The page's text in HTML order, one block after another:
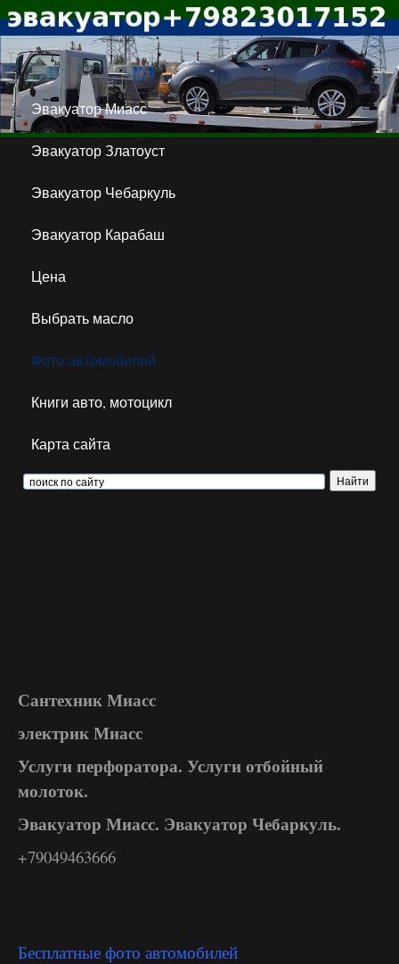
Эвакуатор Миасс
Эвакуатор Златоуст
Эвакуатор Чебаркуль
Эвакуатор Карабаш
Цена
Выбрать масло
Фото автомобилей
Книги авто, мотоцикл
Карта сайта
Сантехник Миасс
электрик Миасс
Услуги перфоратора. Услуги отбойный
молоток.
Эвакуатор Миасс. Эвакуатор Чебаркуль.
+79049463666
Бесплатные фото автомобилей